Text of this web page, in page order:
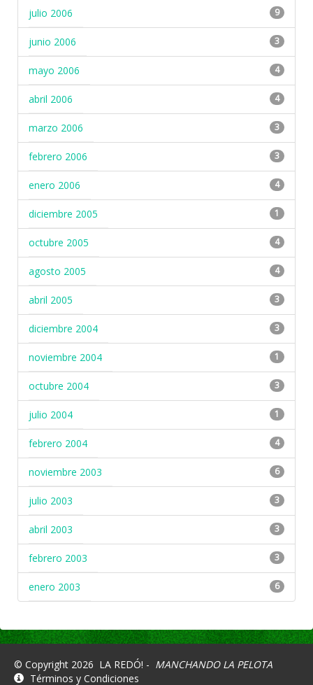
julio 2006 9
junio 2006 3
mayo 2006 4
abril 2006 4
marzo 2006 3
febrero 2006 3
enero 2006 4
diciembre 2005 1
octubre 2005 4
agosto 2005 4
abril 2005 3
diciembre 2004 3
noviembre 2004 1
octubre 2004 3
julio 2004 1
febrero 2004 4
noviembre 2003 6
julio 2003 3
abril 2003 3
febrero 2003 3
enero 2003 6
© Copyright 2026 LA REDÓ! - MANCHANDO LA PELOTA
Términos y Condiciones